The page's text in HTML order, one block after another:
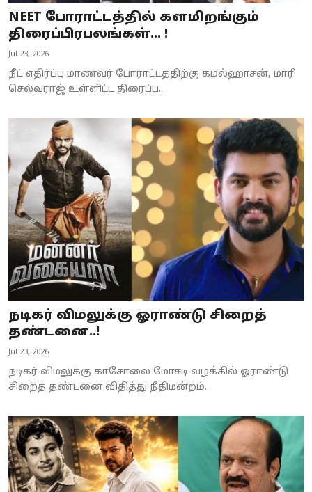
NEET போராட்டத்தில் களமிறங்கும்
திரைப்பிரபலங்கள்... !
Jul 23, 2026
நீட் எதிர்ப்பு மாணவர் போராட்டத்திற்கு கமல்ஹாசன், மாரி
செல்வராஜ் உள்ளிட்ட திரைப்ப...
நடிகர் விமலுக்கு ஓராண்டு சிறைத்
தண்டனை..!
Jul 23, 2026
நடிகர் விமலுக்கு காசோலை மோசடி வழக்கில் ஓராண்டு
சிறைத் தண்டனை விதித்து நீதிமன்றம்...